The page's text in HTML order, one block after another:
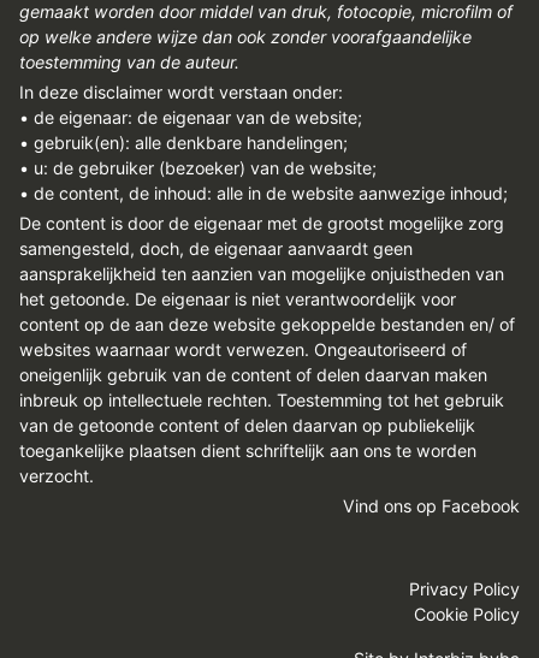
gemaakt worden door middel van druk, fotocopie, microfilm of
op welke andere wijze dan ook zonder voorafgaandelijke
toestemming van de auteur.
In deze disclaimer wordt verstaan onder:
• de eigenaar: de eigenaar van de website;
• gebruik(en): alle denkbare handelingen;
• u: de gebruiker (bezoeker) van de website;
• de content, de inhoud: alle in de website aanwezige inhoud;
De content is door de eigenaar met de grootst mogelijke zorg
samengesteld, doch, de eigenaar aanvaardt geen
aansprakelijkheid ten aanzien van mogelijke onjuistheden van
het getoonde. De eigenaar is niet verantwoordelijk voor
content op de aan deze website gekoppelde bestanden en/ of
websites waarnaar wordt verwezen. Ongeautoriseerd of
oneigenlijk gebruik van de content of delen daarvan maken
inbreuk op intellectuele rechten. Toestemming tot het gebruik
van de getoonde content of delen daarvan op publiekelijk
toegankelijke plaatsen dient schriftelijk aan ons te worden
verzocht.
Vind ons op Facebook
Privacy Policy
Cookie Policy